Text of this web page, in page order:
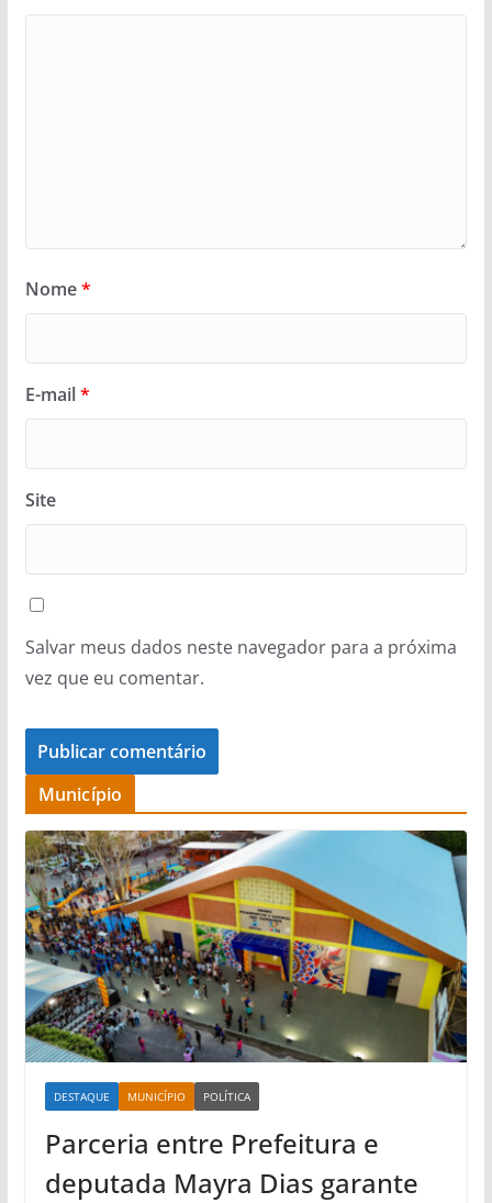
Nome*
E-mail*
Site
Salvar meus dados neste navegador para a próxima
vez que eu comentar.
Município
DESTAQUE MUNICÍPIO POLÍTICA
Parceria entre Prefeitura e
deputada Mayra Dias garante